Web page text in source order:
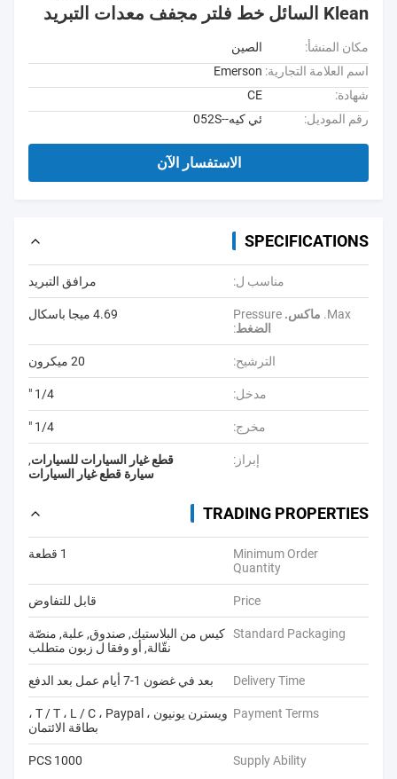
Klean السائل خط فلتر مجفف معدات التبريد
مكان المنشأ:
الصين
اسم العلامة التجارية: Emerson
شهادة:
CE
رقم الموديل:
ئي كيه--052S
الاستفسار الآن
SPECIFICATIONS
مناسب ل: مرافق التبريد
Max. ماكس. Pressure
الضغط:
4.69 ميجا باسكال
الترشيح: 20 ميكرون
مدخل: 1/4 "
مخرج: 1/4 "
إبراز: قطع غيار السيارات للسيارات,
سيارة قطع غيار السيارات
TRADING PROPERTIES
Minimum Order
Quantity
1 قطعة
Price قابل للتفاوض
Standard Packaging كيس من البلاستيك, صندوق, علبة, منصّة
نقّالة, أو وفقا ل زبون متطلب
Delivery Time بعد في غضون 1-7 أيام عمل بعد الدفع
Payment Terms
ويسترن يونيون ، T / T ، L / C ، Paypal ،
بطاقة الائتمان
Supply Ability
1000 PCS